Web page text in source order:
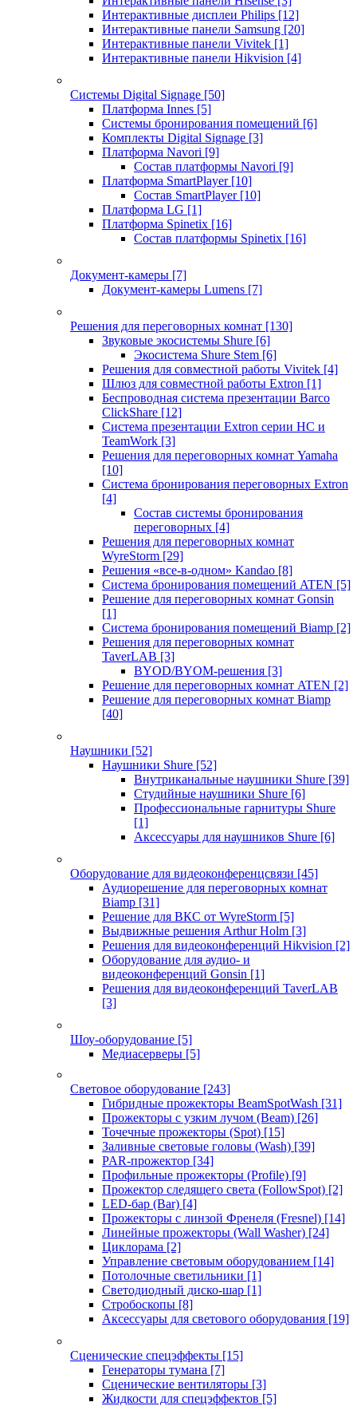
Интерактивные дисплеи Philips [12]
Интерактивные панели Samsung [20]
Интерактивные панели Vivitek [1]
Интерактивные панели Hikvision [4]
Системы Digital Signage [50]
Платформа Innes [5]
Системы бронирования помещений [6]
Комплекты Digital Signage [3]
Платформа Navori [9]
Состав платформы Navori [9]
Платформа SmartPlayer [10]
Состав SmartPlayer [10]
Платформа LG [1]
Платформа Spinetix [16]
Состав платформы Spinetix [16]
Документ-камеры [7]
Документ-камеры Lumens [7]
Решения для переговорных комнат [130]
Звуковые экосистемы Shure [6]
Экосистема Shure Stem [6]
Решения для совместной работы Vivitek [4]
Шлюз для совместной работы Extron [1]
Беспроводная система презентации Barco
ClickShare [12]
Система презентации Extron серии HC и
TeamWork [3]
Решения для переговорных комнат Yamaha
[10]
Система бронирования переговорных Extron
[4]
Состав системы бронирования
переговорных [4]
Решения для переговорных комнат
WyreStorm [29]
Решения «все-в-одном» Kandao [8]
Система бронирования помещений ATEN [5]
Решение для переговорных комнат Gonsin
[1]
Система бронирования помещений Biamp [2]
Решения для переговорных комнат
TaverLAB [3]
BYOD/BYOM-решения [3]
Решение для переговорных комнат ATEN [2]
Решение для переговорных комнат Biamp
[40]
Наушники [52]
Наушники Shure [52]
Внутриканальные наушники Shure [39]
Студийные наушники Shure [6]
Профессиональные гарнитуры Shure
[1]
Аксессуары для наушников Shure [6]
Оборудование для видеоконференцсвязи [45]
Аудиорешение для переговорных комнат
Biamp [31]
Решение для ВКС от WyreStorm [5]
Выдвижные решения Arthur Holm [3]
Решения для видеоконференций Hikvision [2]
Оборудование для аудио- и
видеоконференций Gonsin [1]
Решения для видеоконференций TaverLAB
[3]
Шоу-оборудование [5]
Медиасерверы [5]
Световое оборудование [243]
Гибридные прожекторы BeamSpotWash [31]
Прожекторы с узким лучом (Beam) [26]
Точечные прожекторы (Spot) [15]
Заливные световые головы (Wash) [39]
PAR-прожектор [34]
Профильные прожекторы (Profile) [9]
Прожектор следящего света (FollowSpot) [2]
LED-бар (Bar) [4]
Прожекторы с линзой Френеля (Fresnel) [14]
Линейные прожекторы (Wall Washer) [24]
Циклорама [2]
Управление световым оборудованием [14]
Потолочные светильники [1]
Светодиодный диско-шар [1]
Стробоскопы [8]
Аксессуары для светового оборудования [19]
Сценические спецэффекты [15]
Генераторы тумана [7]
Сценические вентиляторы [3]
Жидкости для спецэффектов [5]